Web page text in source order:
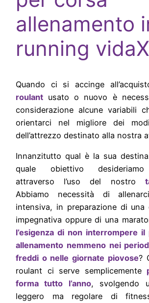
allenamento
running
Quando ci si accinge
roulant usato o nuovo è
considerazione alcune variabili
orientarci nel migliore dei
dell’attrezzo destinato alla nostra
Innanzitutto qual è la sua
quale obiettivo desideriamo
attraverso l’uso del nostro
Abbiamo necessità di
intensiva, in preparazione di una
impegnativa oppure di una
l’esigenza di non interrompere il
allenamento nemmeno nei
freddi o nelle giornate piovose?
roulant ci serve semplicemente
forma tutto l’anno, svolgendo
leggero ma regolare di